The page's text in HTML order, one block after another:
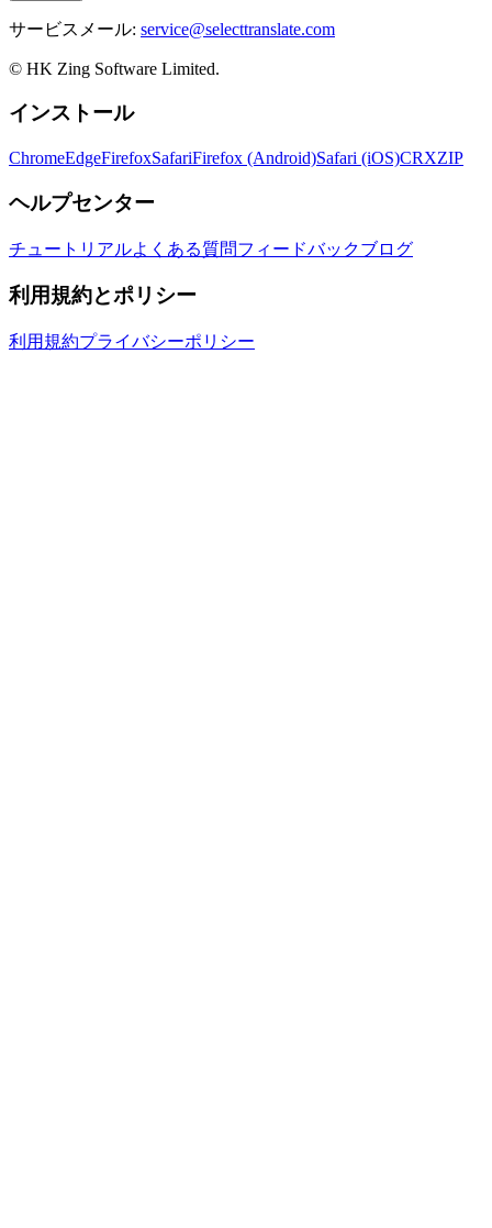
サービスメール: service@selecttranslate.com
© HK Zing Software Limited.
インストール
ChromeEdgeFirefoxSafariFirefox (Android)Safari (iOS)CRXZIP
ヘルプセンター
チュートリアルよくある質問フィードバックブログ
利用規約とポリシー
利用規約プライバシーポリシー